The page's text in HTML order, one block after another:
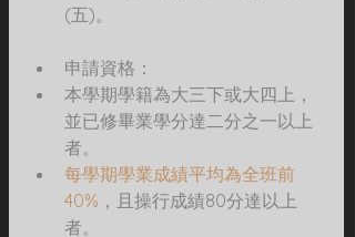
(五)。
申請資格：
本學期學籍為大三下或大四上，
並已修畢業學分達二分之一以上
者。
每學期學業成績平均為全班前
40% ，且操行成績80分達以上
者。